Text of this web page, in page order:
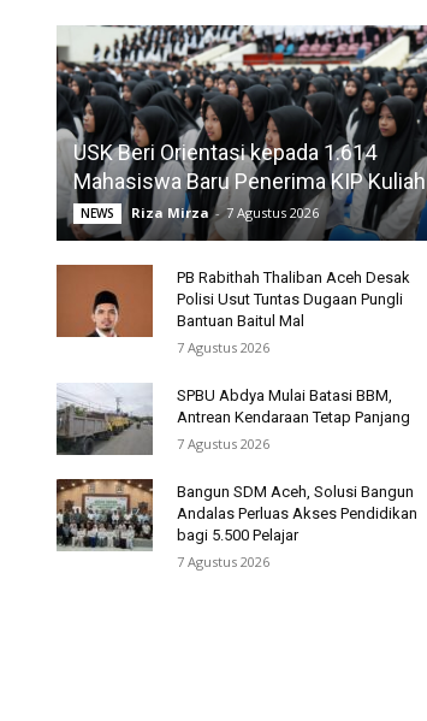
USK Beri Orientasi kepada 1.614
Mahasiswa Baru Penerima KIP Kuliah
NEWS Riza Mirza - 7 Agustus 2026
PB Rabithah Thaliban Aceh Desak
Polisi Usut Tuntas Dugaan Pungli
Bantuan Baitul Mal
7 Agustus 2026
SPBU Abdya Mulai Batasi BBM,
Antrean Kendaraan Tetap Panjang
7 Agustus 2026
Bangun SDM Aceh, Solusi Bangun
Andalas Perluas Akses Pendidikan
bagi 5.500 Pelajar
7 Agustus 2026